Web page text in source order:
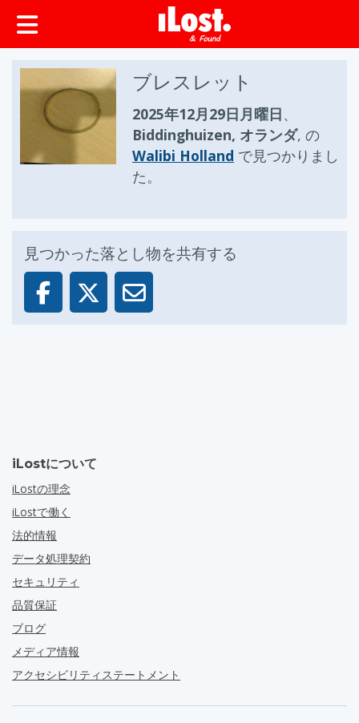
ップ
ブレスレット
2025年12月29日月曜日、
Biddinghuizen, オランダ, の
Walibi Holland で見つかりまし
た。
見つかった落とし物を共有する
iLostについて
iLostの理念
iLostで働く
法的情報
データ処理契約
セキュリティ
品質保証
ブログ
メディア情報
アクセシビリティステートメント